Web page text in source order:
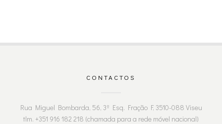
CONTACTOS
Rua Miguel Bombarda, 56, 3º Esq. Fração F, 3510-088 Viseu
tlm. +351 916 182 218 (chamada para a rede móvel nacional)